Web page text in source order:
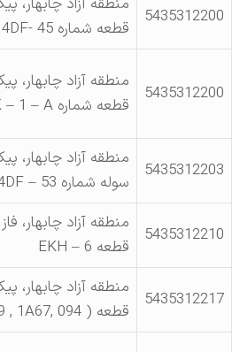
5435312200
منطقه آزاد چابهار،
قطعه شماره 4DF- 45
5435312200
منطقه آزاد چابهار،
قطعه شماره 14K – 1 – A
5435312203
منطقه آزاد چابهار،
سوله شماره 4DF – 53
5435312210
منطقه آزاد چابهار،
قطعه EKH – 6
5435312217
منطقه آزاد چابهار،
قطعه ( 4D9 , 1A67, 094)